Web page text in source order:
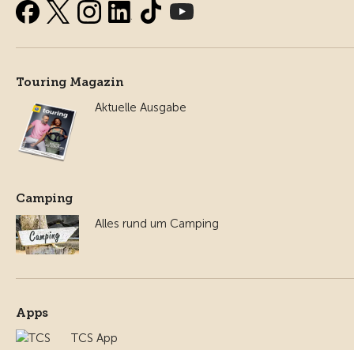
Touring Magazin
Aktuelle Ausgabe
Camping
Alles rund um Camping
Apps
TCS App